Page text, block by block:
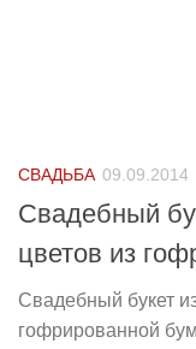
СВАДЬБА 09.09.2014
Свадебный
цветов из
Свадебный букет
гофрированной